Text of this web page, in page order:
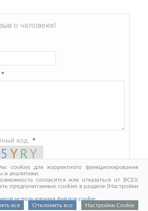
о человеке!
*
код *
cookies для корректного функционирования
и аналитики.
согласится или отказаться от ВСЕХ
предпочитаемые cookies в разделе (Настройки
использования файлов cookie
Отклонить все
Настройки Cookie
все